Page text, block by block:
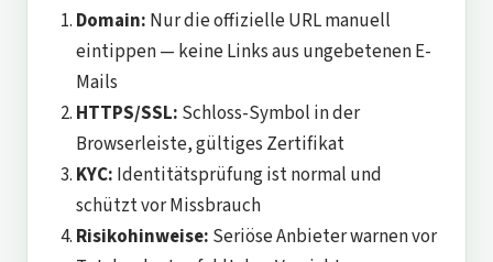
Domain: Nur die offizielle URL manuell
eintippen — keine Links aus ungebetenen E-
Mails
HTTPS/SSL: Schloss-Symbol in der
Browserleiste, gültiges Zertifikat
KYC: Identitätsprüfung ist normal und
schützt vor Missbrauch
Risikohinweise: Seriöse Anbieter warnen vor